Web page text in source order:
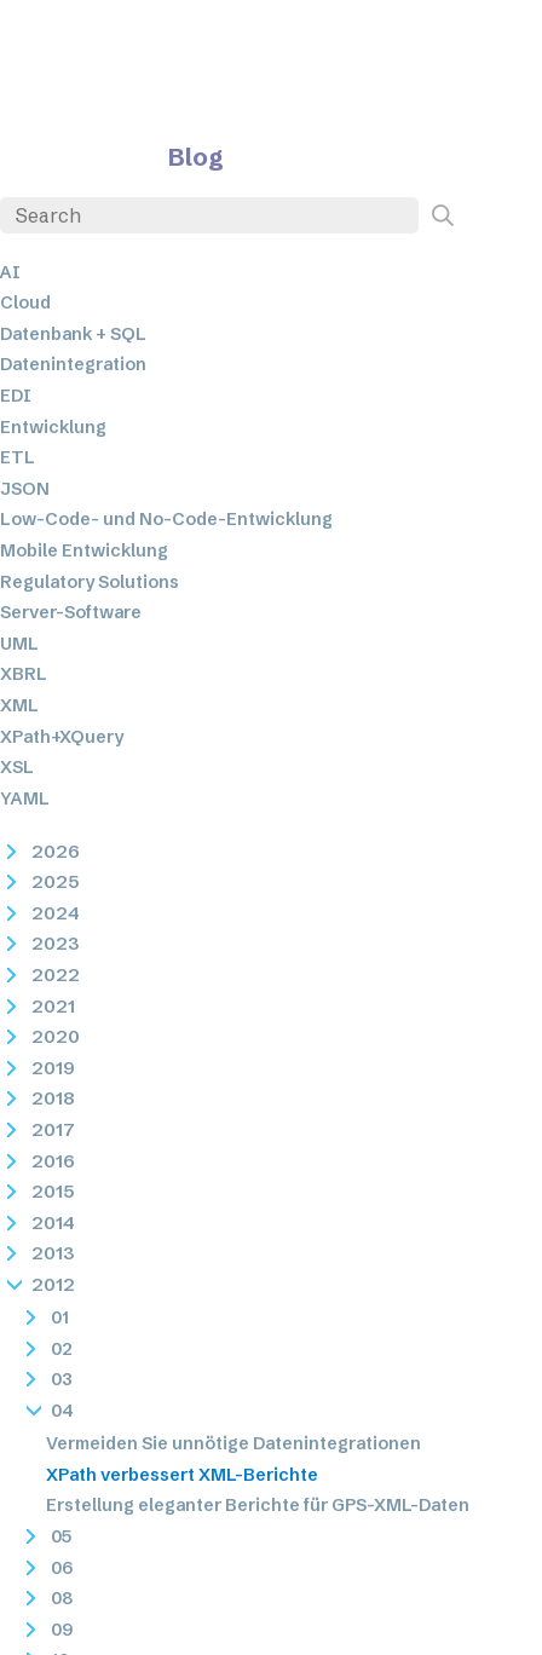
Blog
AI
Cloud
Datenbank + SQL
Datenintegration
EDI
Entwicklung
ETL
JSON
Low-Code- und No-Code-Entwicklung
Mobile Entwicklung
Regulatory Solutions
Server-Software
UML
XBRL
XML
XPath+XQuery
XSL
YAML
2026
2025
2024
2023
2022
2021
2020
2019
2018
2017
2016
2015
2014
2013
2012
01
02
03
04
Vermeiden Sie unnötige Datenintegrationen
XPath verbessert XML-Berichte
Erstellung eleganter Berichte für GPS-XML-Daten
05
06
08
09